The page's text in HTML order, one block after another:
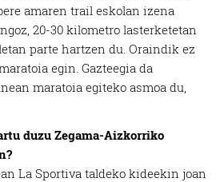
amaren trail eskolan izena
20-30 kilometro lasterketetan
parte hartzen du. Oraindik ez
egin. Gazteegia da
maratoia egiteko asmoa du,
duzu Zegama-Aizkorriko
La Sportiva taldeko kideekin joan